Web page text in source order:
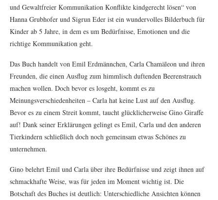
und Gewaltfreier Kommunikation Konflikte kindgerecht lösen“ von
Hanna Grubhofer und Sigrun Eder ist ein wundervolles Bilderbuch für
Kinder ab 5 Jahre, in dem es um Bedürfnisse, Emotionen und die
richtige Kommunikation geht.
Das Buch handelt von Emil Erdmännchen, Carla Chamäleon und ihren
Freunden, die einen Ausflug zum himmlisch duftenden Beerenstrauch
machen wollen. Doch bevor es losgeht, kommt es zu
Meinungsverschiedenheiten – Carla hat keine Lust auf den Ausflug.
Bevor es zu einem Streit kommt, taucht glücklicherweise Gino Giraffe
auf! Dank seiner Erklärungen gelingt es Emil, Carla und den anderen
Tierkindern schließlich doch noch gemeinsam etwas Schönes zu
unternehmen.
Gino belehrt Emil und Carla über ihre Bedürfnisse und zeigt ihnen auf
schmackhafte Weise, was für jeden im Moment wichtig ist. Die
Botschaft des Buches ist deutlich: Unterschiedliche Ansichten können